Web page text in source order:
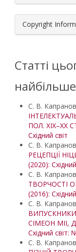
Copyright
Статті
С. В.
ПОЛ. ХІХ–ХХ
Східний світ
С. В.
РЕЦЕПЦІЇ
(2020):
С. В.
ТВОРЧОСТІ
(2016):
С. В.
ВИПУСКНИКИ
СІМЕОН МІІ,
Східний світ:
С. В.